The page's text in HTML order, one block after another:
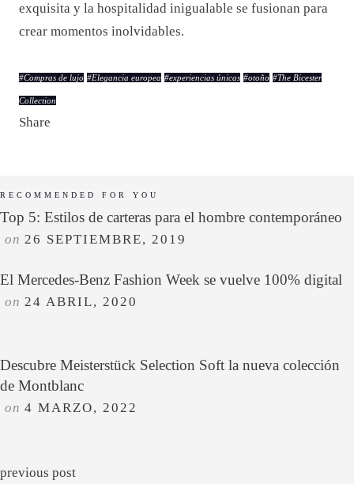
exquisita y la hospitalidad inigualable se fusionan para
crear momentos inolvidables.
#Compras de lujo #Elegancia europea #experiencias únicas #otoño #The Bicester
Collection
Share
RECOMMENDED FOR YOU
Top 5: Estilos de carteras para el hombre contemporáneo
on 26 SEPTIEMBRE, 2019
El Mercedes-Benz Fashion Week se vuelve 100% digital
on 24 ABRIL, 2020
Descubre Meisterstück Selection Soft la nueva colección
de Montblanc
on 4 MARZO, 2022
previous post